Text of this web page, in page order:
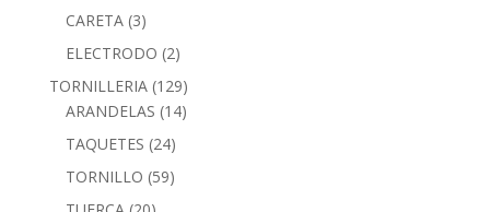
CARETA (3)
ELECTRODO (2)
TORNILLERIA (129)
ARANDELAS (14)
TAQUETES (24)
TORNILLO (59)